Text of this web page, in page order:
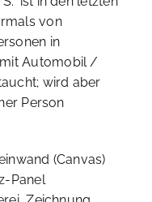
von
in
Automobil /
wird aber
Person
(Canvas)
Panel